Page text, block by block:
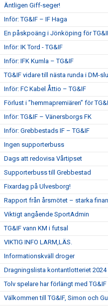
Äntligen Giff-seger!
Inför: TG&IF – IF Haga
En påskpoäng i Jönköping för
Inför: IK Tord - TG&IF
Inför: IFK Kumla – TG&IF
TG&IF vidare till nästa runda i DM-
Inför: FC Kabel Åttio – TG&IF
Förlust i ”hemmapremiären” för
Inför: TG&IF – Vänersborgs FK
Inför: Grebbestads IF – TG&IF
Ingen supporterbuss
Dags att redovisa Vårtipset
Supporterbuss till Grebbestad
Fixardag på Ulvesborg!
Rapport från årsmötet – starka
Viktigt angående SportAdmin
TG&IF vann KM i futsal
VIKTIG INFO LARM,LÄS.
Informationskväll droger
Dragningslista kontantlotteriet 2024
Tolv spelare har förlängt med
Välkommen till TG&IF, Simon och